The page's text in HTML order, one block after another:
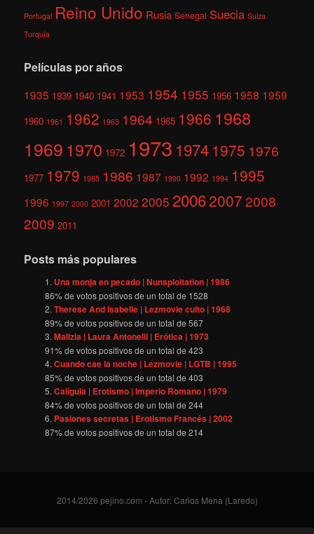
Portugal Reino Unido Rusia Senegal Suecia Suiza
Turquía
Películas por años
1935 1939 1940 1941 1953 1954 1955 1956 1958 1959
1960 1961 1962 1963 1964 1965 1966 1968
1969 1970 1972 1973 1974 1975 1976
1977 1979 1985 1986 1987 1990 1992 1994 1995
1996 1997 2000 2001 2002 2005 200620072008
2009 2011
Posts más populares
Una monja en pecado | Nunsploitation | 1986
86% de votos positivos de un total de 1528
Therese And Isabelle | Lezmovie culto | 1968
89% de votos positivos de un total de567
Malizia | Laura Antonelli | Erótica | 1973
91% de votos positivos de un total de423
Cuando cae la noche | Lezmovie | LGTB | 1995
85% de votos positivos de un total de403
Calígula | Erotismo | Imperio Romano | 1979
84% de votos positivos de un total de244
Pasiones secretas | Erotismo Francés | 2002
87% de votos positivos de un total de214
2014/2026 pejino.com - Autor: Carlos Mena (Laredo)